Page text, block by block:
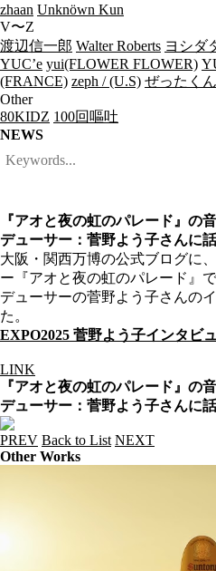
zhaan Unknöwn Kun
V〜Z
渡辺信一郎 Walter Roberts ヨシダ
YUC’e yui(FLOWER FLOWER)
(FRANCE) zeph / (U.S) ぜったくん
Other
80KIDZ 100回嘔吐
NEWS
『アオと夜の虹のパレード』の
デューサー：菅野よう子さんに
大阪・関西万博の公式ブログに
ー『アオと夜の虹のパレード』
デューサーの菅野よう子さんの
た。
EXPO2025 菅野よう子インタビ
LINK
『アオと夜の虹のパレード』の
デューサー：菅野よう子さんに
PREV Back to List NEXT
Other Works